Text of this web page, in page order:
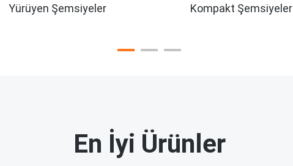
Yürüyen Şemsiyeler Kompakt Şemsiyeler
En İyi Ürünler